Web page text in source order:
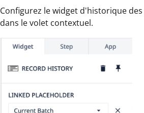
Configurez le widget d'historique
dans le volet contextuel.